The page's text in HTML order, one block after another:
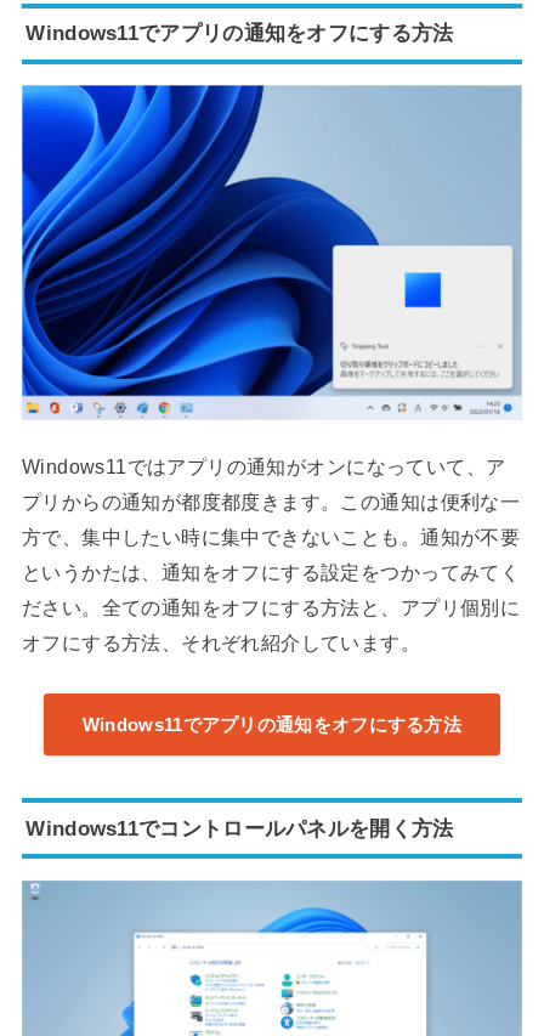
Windows11でアプリの通知をオフにする方法
Windows11ではアプリの通知がオンになっていて、ア
プリからの通知が都度都度きます。この通知は便利な一
方で、集中したい時に集中できないことも。通知が不要
というかたは、通知をオフにする設定をつかってみてく
ださい。全ての通知をオフにする方法と、アプリ個別に
オフにする方法、それぞれ紹介しています。
Windows11でアプリの通知をオフにする方法
Windows11でコントロールパネルを開く方法